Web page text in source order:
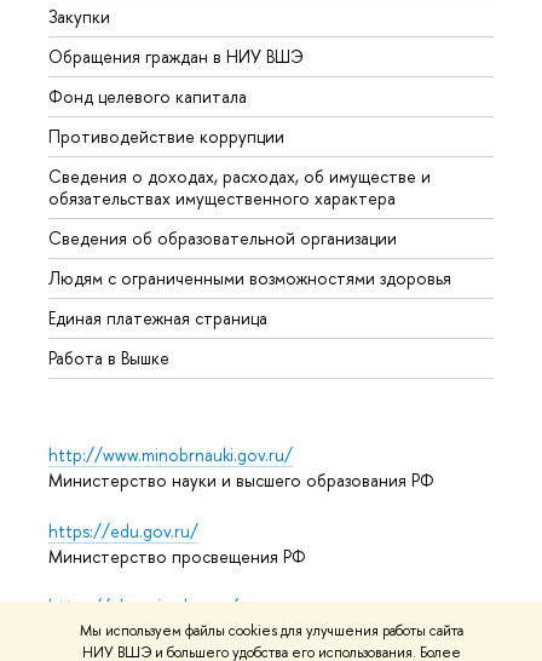
Мы используем файлы cookies для улучшения работы сайта
НИУ ВШЭ и большего удобства его использования. Более
Закупки
Обращения граждан в НИУ ВШЭ
Фонд целевого капитала
Противодействие коррупции
Сведения о доходах, расходах, об имуществе и
обязательствах имущественного характера
Сведения об образовательной организации
Людям с ограниченными возможностями здоровья
Единая платежная страница
Работа в Вышке
http://www.minobrnauki.gov.ru/
Министерство науки и высшего образования РФ
https://edu.gov.ru/
Министерство просвещения РФ
https://elearning.hse.ru/mooc
Массовые открытые онлайн-курсы